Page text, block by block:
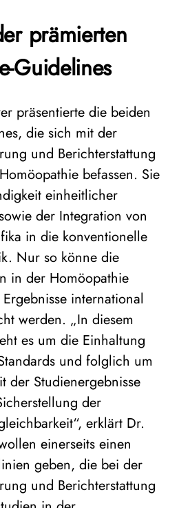
prämierten
Guidelines
präsentierte die beiden
die sich mit der
und Berichterstattung
befassen. Sie
einheitlicher
der Integration von
in die konventionelle
Nur so könne die
in der Homöopathie
international
werden. „In diesem
es um die Einhaltung
und folglich um
der Studienergebnisse
der
erklärt Dr.
einerseits einen
geben, die bei der
und Berichterstattung